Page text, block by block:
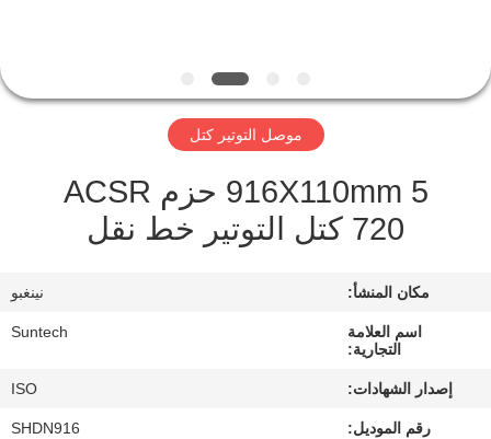
أخبار
اقتباس
الموقع
سياسة
الخصوصية
موصل التوتير كتل
916X110mm 5 حزم ACSR
720 كتل التوتير خط نقل
مكان المنشأ: نينغبو
اسم العلامة
التجارية:
Suntech
إصدار الشهادات: ISO
رقم الموديل: SHDN916